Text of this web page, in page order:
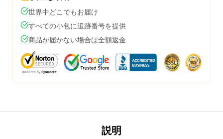
世界中どこでもお届け
すべての小包に追跡番号を提供
商品が届かない場合は全額返金
説明